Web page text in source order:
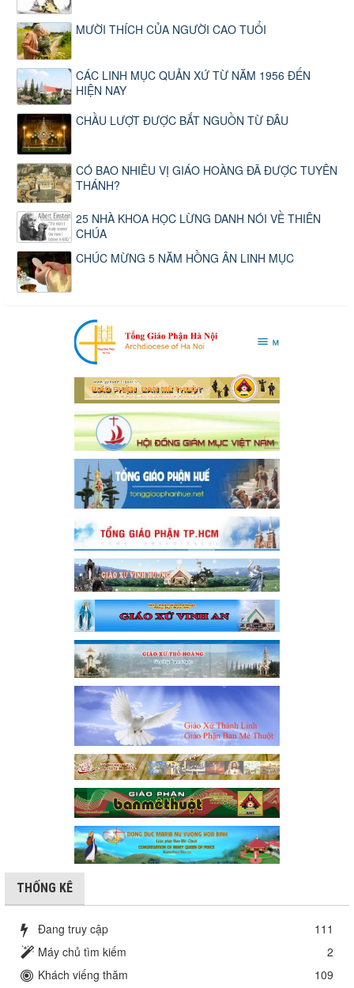
MƯỜI THÍCH CỦA NGƯỜI CAO TUỔI
CÁC LINH MỤC QUẢN XỨ TỪ NĂM 1956 ĐẾN
HIỆN NAY
CHẦU LƯỢT ĐƯỢC BẮT NGUỒN TỪ ĐÂU
CÓ BAO NHIÊU VỊ GIÁO HOÀNG ĐÃ ĐƯỢC TUYÊN
THÁNH?
25 NHÀ KHOA HỌC LỪNG DANH NÓI VỀ THIÊN
CHÚA
CHÚC MỪNG 5 NĂM HỒNG ÂN LINH MỤC
THỐNG KÊ
Đang truy cập
111
Máy chủ tìm kiếm
2
Khách viếng thăm
109